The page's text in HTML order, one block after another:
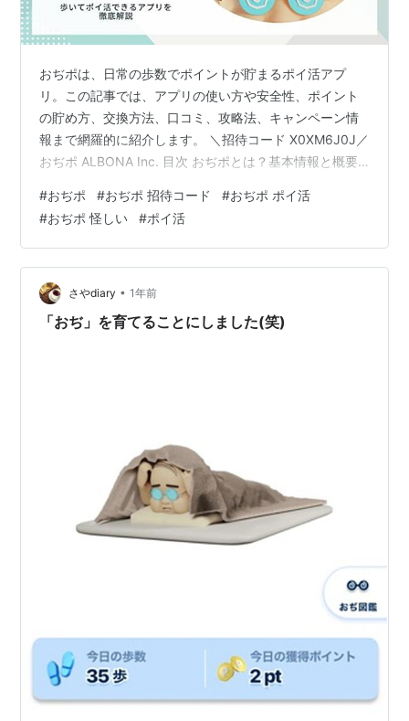
おぢポは、日常の歩数でポイントが貯まるポイ活アプ
リ。この記事では、アプリの使い方や安全性、ポイント
の貯め方、交換方法、口コミ、攻略法、キャンペーン情
報まで網羅的に紹介します。 ＼招待コード X0XM6J0J／
おぢポ ALBONA Inc. 目次 おぢポとは？基本情報と概要
トサイト経由でインストール可能？ アプリの機能と特徴
ポイントの貯め方と攻略法 ポイントの交換先とレート 安
全性と信頼性 ユーザーの口コミと評判 キャンペーン情報
とお得な活用法 どんな人におすすめ？ まとめ この記事
の著者 ポイ活ブロガー コタロウ TikTokラ…
#おぢポ #おぢポ 招待コード #おぢポ ポイ活
#おぢポ 怪しい #ポイ活
さやdiary • 1年前
「おぢ」を育てることにしました(笑)